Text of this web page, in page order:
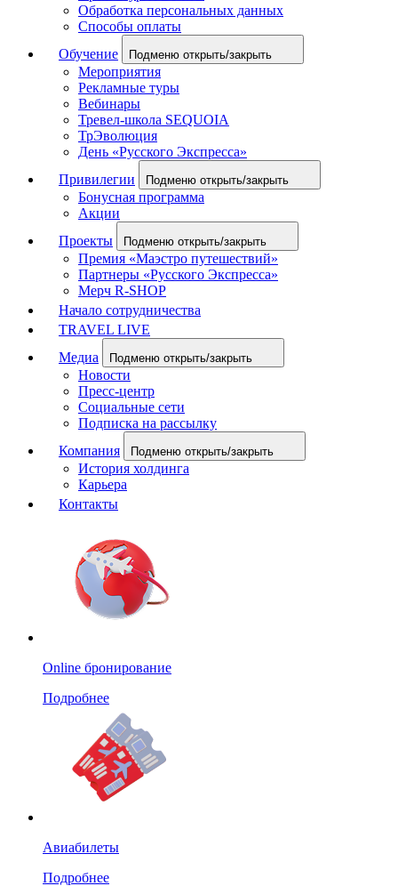
Обработка персональных данных
Способы оплаты
Обучение
Подменю открыть/закрыть
Мероприятия
Рекламные туры
Вебинары
Тревел-школа SEQUOIA
ТрЭволюция
День «Русского Экспресса»
Привилегии
Подменю открыть/закрыть
Бонусная программа
Акции
Проекты
Подменю открыть/закрыть
Премия «Маэстро путешествий»
Партнеры «Русского Экспресса»
Мерч R-SHOP
Начало сотрудничества
TRAVEL LIVE
Медиа
Подменю открыть/закрыть
Новости
Пресс-центр
Социальные сети
Подписка на рассылку
Компания
Подменю открыть/закрыть
История холдинга
Карьера
Контакты
Online бронирование
Подробнее
Авиабилеты
Подробнее